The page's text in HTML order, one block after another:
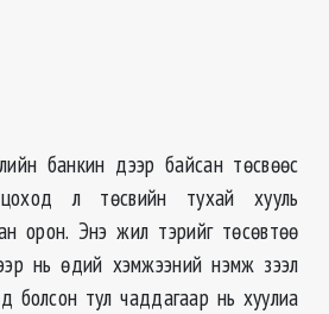
банкин дээр байсан төсвөөс
л төсвийн тухай хууль
орон. Энэ жил тэрийг төсөвтөө
нь өдий хэмжээний нэмж зээл
болсон тул чаддагаар нь хуулиа